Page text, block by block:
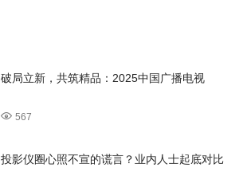
破局立新，共筑精品：2025中国广播电视
567
投影仪圈心照不宣的谎言？业内人士起底对比